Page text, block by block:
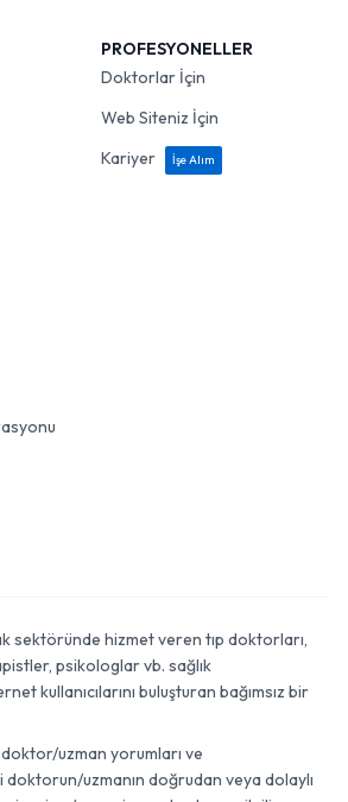
PROFESYONELLER
Doktorlar İçin
Web Siteniz İçin
Kariyer
İşe Alım
sektöründe hizmet veren tıp doktorları,
psikologlar vb. sağlık
kullanıcılarını buluşturan bağımsız bir
uzman yorumları ve
uzmanın doğrudan veya dolaylı